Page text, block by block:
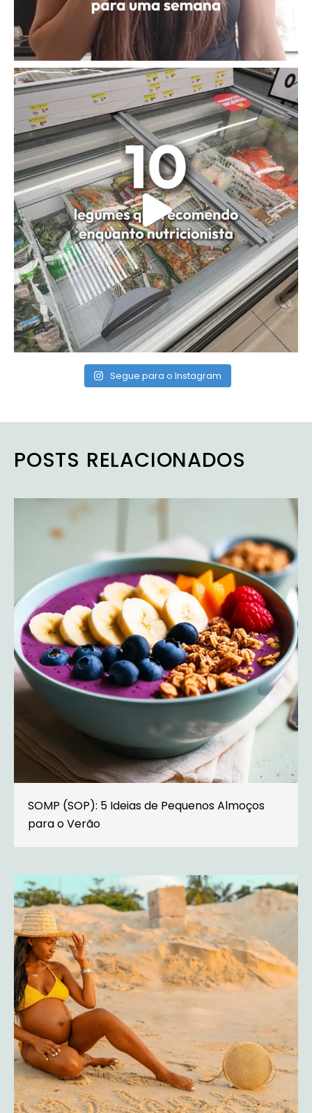
Segue para o Instagram
POSTS RELACIONADOS
SOMP (SOP): 5 Ideias de Pequenos Almoços
para o Verão